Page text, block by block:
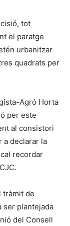
tot
el paratge
urbanitzar
quadrats per
Agró Horta
per este
al consistori
a declarar la
recordar
tràmit de
ser plantejada
del Consell